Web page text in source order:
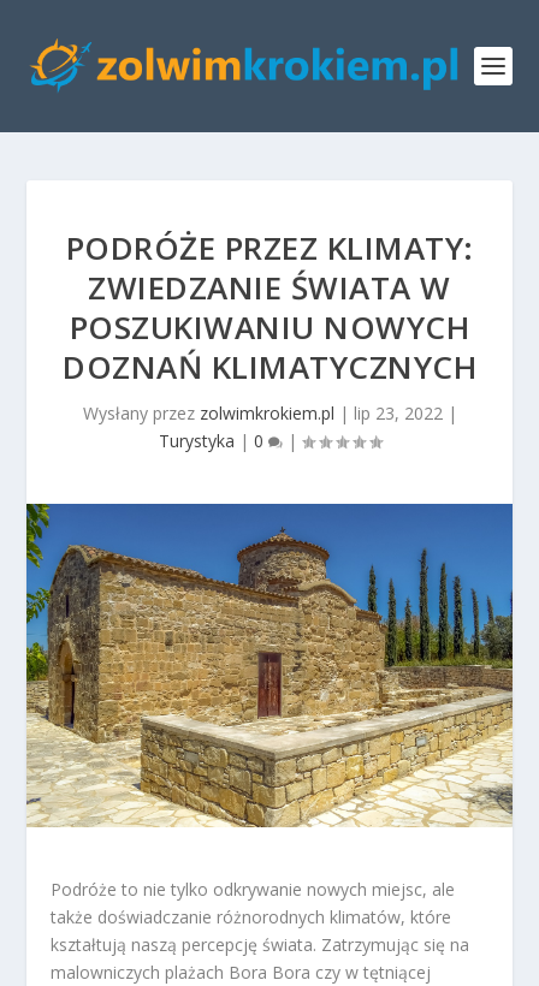
PODRÓŻE PRZEZ KLIMATY:
ZWIEDZANIE ŚWIATA W
POSZUKIWANIU NOWYCH
DOZNAŃ KLIMATYCZNYCH
Wysłany przez zolwimkrokiem.pl | lip 23, 2022|
Turystyka | 0 |
Podróże to nie tylko odkrywanie nowych miejsc, ale
także doświadczanie różnorodnych klimatów, które
kształtują naszą percepcję świata. Zatrzymując się na
malowniczych plażach Bora Bora czy w tętniącej